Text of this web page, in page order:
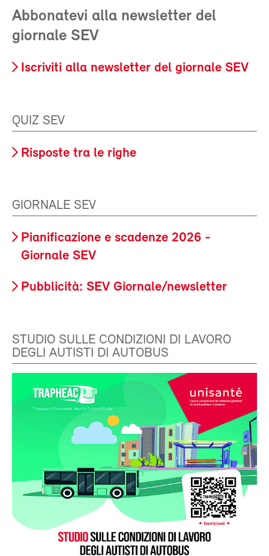
Abbonatevi alla newsletter del
giornale SEV
Iscriviti alla newsletter del giornale SEV
QUIZ SEV
Risposte tra le righe
GIORNALE SEV
Pianificazione e scadenze 2026 -
Giornale SEV
Pubblicità: SEV Giornale/newsletter
STUDIO SULLE CONDIZIONI DI LAVORO
DEGLI AUTISTI DI AUTOBUS